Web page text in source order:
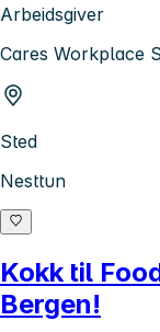
Arbeidsgiver
Cares Workplace
Sted
Nesttun
Kokk til
Bergen!